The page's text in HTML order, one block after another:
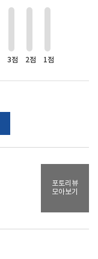
3점 2점 1점
포토리뷰
모아보기